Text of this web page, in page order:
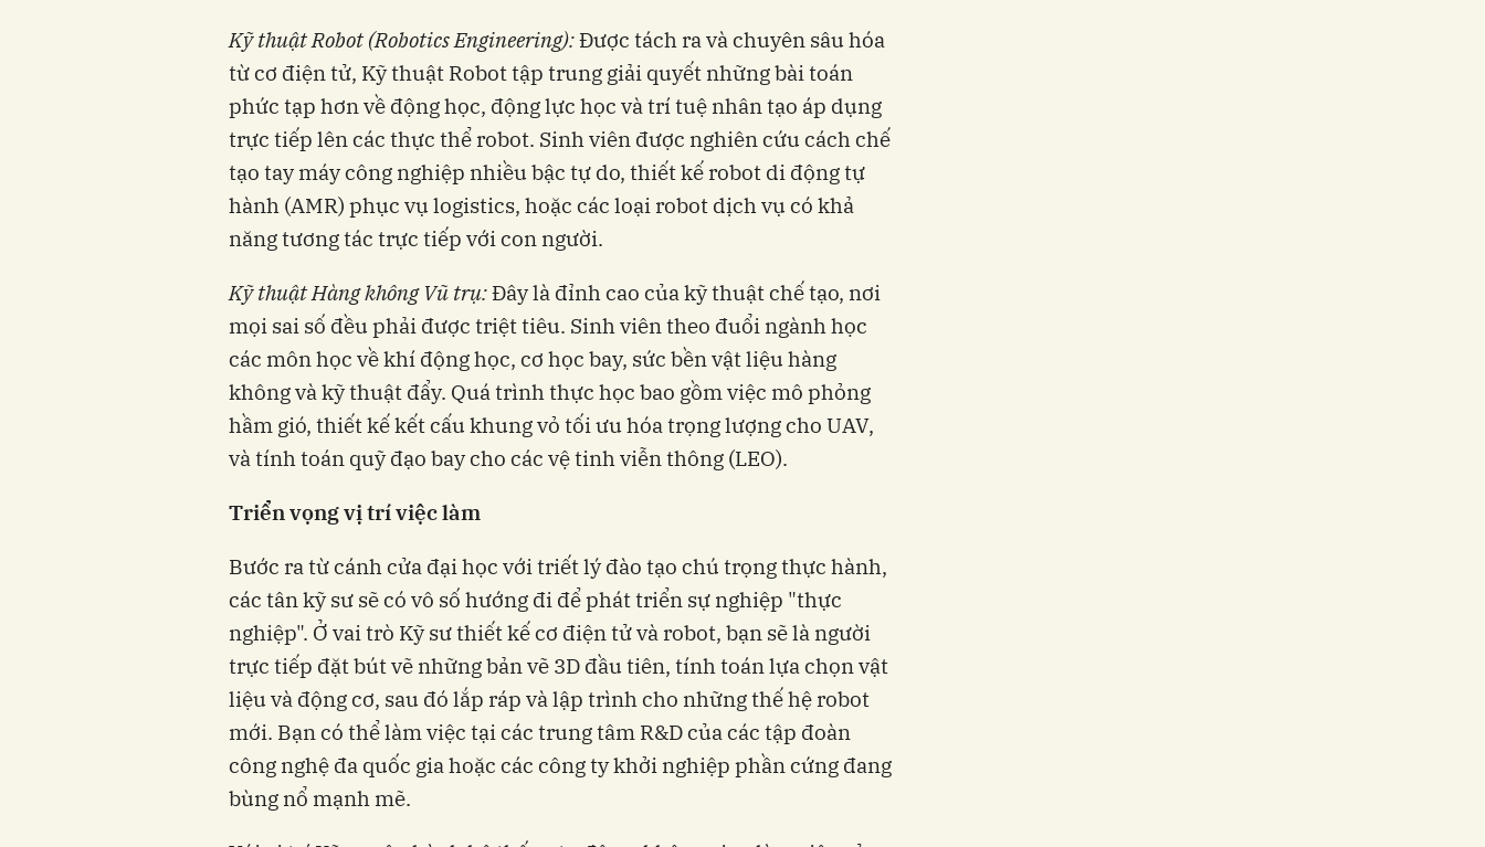
Kỹ thuật Robot (Robotics Engineering):Được tách ra và chuyên sâu hóa
từ cơ điện tử, Kỹ thuật Robot tập trung giải quyết những bài toán
phức tạp hơn về động học, động lực học và trí tuệ nhân tạo áp dụng
trực tiếp lên các thực thể robot. Sinh viên được nghiên cứu cách chế
tạo tay máy công nghiệp nhiều bậc tự do, thiết kế robot di động tự
hành (AMR) phục vụ logistics, hoặc các loại robot dịch vụ có khả
năng tương tác trực tiếp với con người.
Kỹ thuật Hàng không Vũ trụ:Đây là đỉnh cao của kỹ thuật chế tạo, nơi
mọi sai số đều phải được triệt tiêu. Sinh viên theo đuổi ngành học
các môn học về khí động học, cơ học bay, sức bền vật liệu hàng
không và kỹ thuật đẩy. Quá trình thực học bao gồm việc mô phỏng
hầm gió, thiết kế kết cấu khung vỏ tối ưu hóa trọng lượng cho UAV,
và tính toán quỹ đạo bay cho các vệ tinh viễn thông (LEO).
Triển vọng vị trí việc làm
Bước ra từ cánh cửa đại học với triết lý đào tạo chú trọng thực hành,
các tân kỹ sư sẽ có vô số hướng đi để phát triển sự nghiệp "thực
nghiệp". Ở vai trò Kỹ sư thiết kế cơ điện tử và robot, bạn sẽ là người
trực tiếp đặt bút vẽ những bản vẽ 3D đầu tiên, tính toán lựa chọn vật
liệu và động cơ, sau đó lắp ráp và lập trình cho những thế hệ robot
mới. Bạn có thể làm việc tại các trung tâm R&D của các tập đoàn
công nghệ đa quốc gia hoặc các công ty khởi nghiệp phần cứng đang
bùng nổ mạnh mẽ.